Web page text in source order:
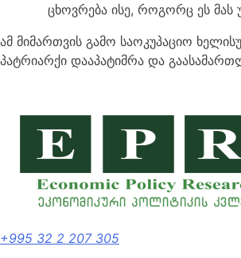
ცხოვრება ისე, როგორც ეს მას
ამ მიმართვის გამო საოკუპაციო
პატრიარქი დააპატიმრა და
+995 32 2 207 305